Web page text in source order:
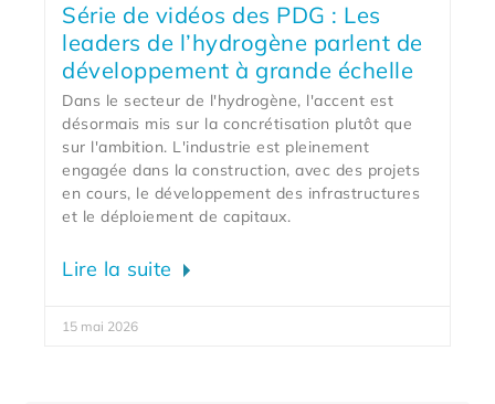
Série de vidéos des PDG : Les
leaders de l’hydrogène parlent de
développement à grande échelle
Dans le secteur de l'hydrogène, l'accent est
désormais mis sur la concrétisation plutôt que
sur l'ambition. L'industrie est pleinement
engagée dans la construction, avec des projets
en cours, le développement des infrastructures
et le déploiement de capitaux.
Lire la suite
15 mai 2026